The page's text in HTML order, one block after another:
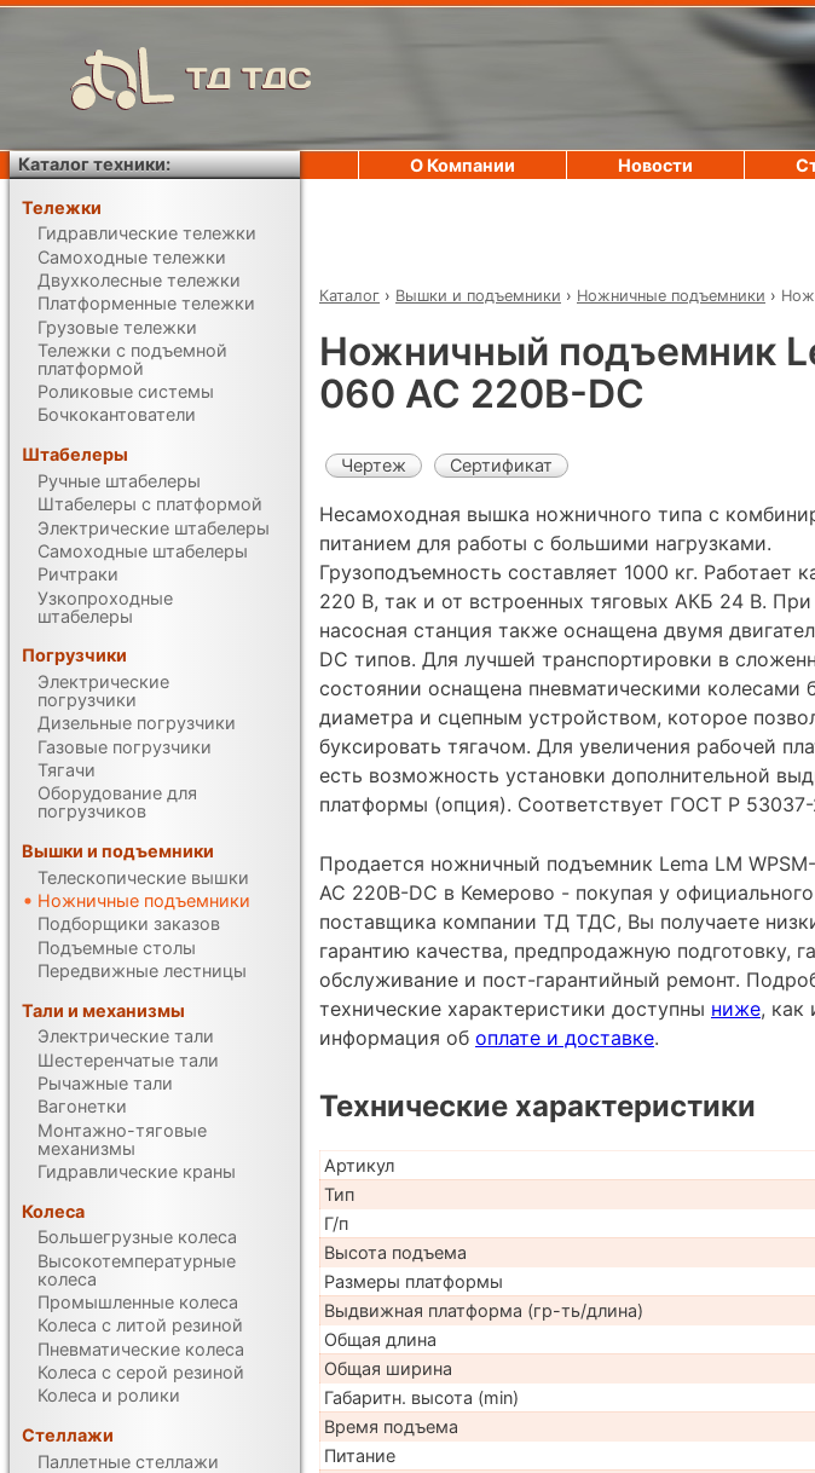
ТД ТДС
Каталог › Вышки и подъемники › Ножничные подъемники ›
Ножничный подъемник
060 AC 220В-DC
Чертеж Сертификат
Несамоходная вышка ножничного типа с
питанием для работы с большими нагрузками.
Грузоподъемность составляет 1000 кг. Работает
220 В, так и от встроенных тяговых АКБ 24 В.
насосная станция также оснащена двумя
DC типов. Для лучшей транспортировки в
состоянии оснащена пневматическими колесами
диаметра и сцепным устройством, которое
буксировать тягачом. Для увеличения рабочей
есть возможность установки дополнительной
платформы (опция). Соответствует ГОСТ Р 53037-
Продается ножничный подъемник Lema LM
AC 220В-DC в Кемерово - покупая у официального
поставщика компании ТД ТДС, Вы получаете
гарантию качества, предпродажную подготовку,
обслуживание и пост-гарантийный ремонт.
технические характеристики доступны ниже, как
информация об оплате и доставке.
Технические характеристики
Артикул
Тип
Г/п
Высота подъема
Размеры платформы
Выдвижная платформа (гр-ть/длина)
Общая длина
Общая ширина
Габаритн. высота (min)
Время подъема
Питание
О Компании Новости
Каталог техники:
Тележки
Гидравлические тележки
Самоходные тележки
Двухколесные тележки
Платформенные тележки
Грузовые тележки
Тележки с подъемной
платформой
Роликовые системы
Бочкокантователи
Штабелеры
Ручные штабелеры
Штабелеры с платформой
Электрические штабелеры
Самоходные штабелеры
Ричтраки
Узкопроходные
штабелеры
Погрузчики
Электрические
погрузчики
Дизельные погрузчики
Газовые погрузчики
Тягачи
Оборудование для
погрузчиков
Вышки и подъемники
Телескопические вышки
Ножничные подъемники
Подборщики заказов
Подъемные столы
Передвижные лестницы
Тали и механизмы
Электрические тали
Шестеренчатые тали
Рычажные тали
Вагонетки
Монтажно-тяговые
механизмы
Гидравлические краны
Колеса
Большегрузные колеса
Высокотемпературные
колеса
Промышленные колеса
Колеса с литой резиной
Пневматические колеса
Колеса с серой резиной
Колеса и ролики
Стеллажи
Паллетные стеллажи